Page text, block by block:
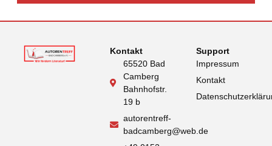
Kontakt
65520 Bad
Camberg
Bahnhofstr.
19 b
autorentreff-
badcamberg@web.de
Support
Impressum
Kontakt